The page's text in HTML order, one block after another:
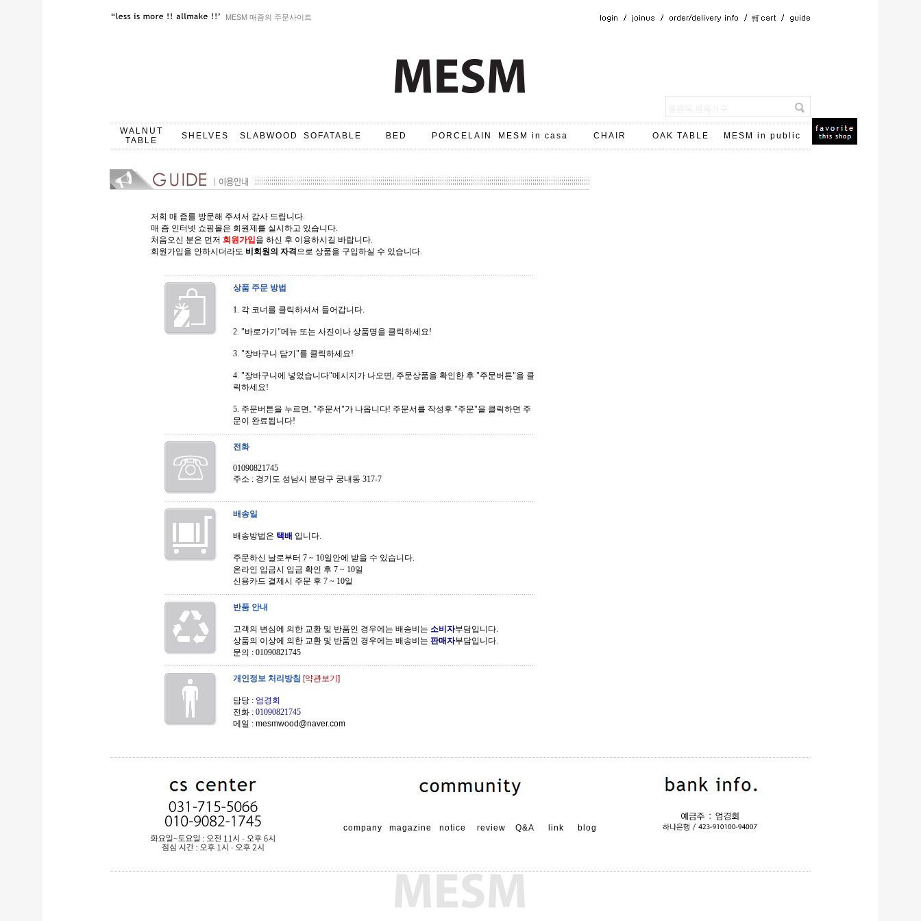
MESM 매즘의 주문사이트
WALNUT
TABLE
SHELVES SLABWOOD SOFATABLE BED PORCELAIN MESM in casa CHAIR OAK TABLE MESM in public
저희 매 즘를 방문해 주셔서 감사 드립니다.
매 즘 인터넷 쇼핑몰은 회원제를 실시하고 있습니다.
처음오신 분은 먼저 회원가입 을 하신 후 이용하시길 바랍니다.
회원가입을 안하시더라도 비회원의 자격 으로 상품을 구입하실 수 있습니다.
상품 주문 방법
1. 각 코너를 클릭하셔서 들어갑니다.
2. "바로가기"메뉴 또는 사진이나 상품명을 클릭하세요!
3. "장바구니 담기"를 클릭하세요!
4. "장바구니에 넣었습니다"메시지가 나오면, 주문상품을 확인한 후 "주문버튼"을 클
릭하세요!
5. 주문버튼을 누르면, "주문서"가 나옵니다! 주문서를 작성후 "주문"을 클릭하면 주
문이 완료됩니다!
전화
01090821745
주소 : 경기도 성남시 분당구 궁내동 317-7
배송일
배송방법은 택배 입니다.
주문하신 날로부터 7 ~ 10일안에 받을 수 있습니다.
온라인 입금시 입금 확인 후 7 ~ 10일
신용카드 결제시 주문 후 7 ~ 10일
반품 안내
고객의 변심에 의한 교환 및 반품인 경우에는 배송비는 소비자부담입니다.
상품의 이상에 의한 교환 및 반품인 경우에는 배송비는 판매자부담입니다.
문의 : 01090821745
개인정보 처리방침 [약관보기]
담당 : 엄경회
전화 : 01090821745
메일 : mesmwood@naver.com
company magazine notice review Q&A link blog